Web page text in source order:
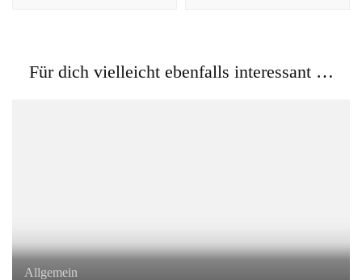
Für dich vielleicht ebenfalls interessant …
Allgemein